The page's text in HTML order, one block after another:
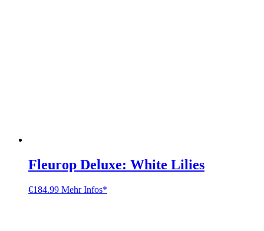
Fleurop Deluxe: White Lilies
€184.99 Mehr Infos*